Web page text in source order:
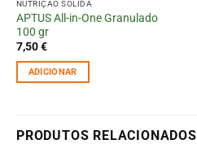
NUTRIÇÃO SÓLIDA
APTUS All-in-One Granulado
100 gr
7,50€
ADICIONAR
PRODUTOS RELACIONADOS